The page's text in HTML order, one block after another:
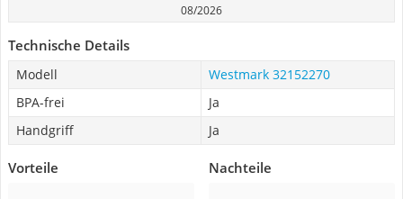
08/2026
Technische Details
Modell
Westmark 32152270
BPA-frei
Ja
Handgriff
Ja
Vorteile Nachteile